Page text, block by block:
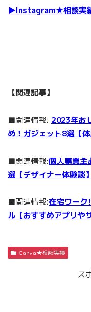
▶Instagram★相談実
【関連記事】
■関連情報: 2023年お
め！ガジェット8選【体
■関連情報:個人事業主
選【デザイナー体験談】
■関連情報:在宅ワーク
ル【おすすめアプリや
Canva★相談実績
ス